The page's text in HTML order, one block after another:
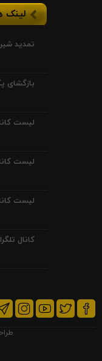
لینک
تمدید
بازگشای
لیست
لیست
لیست
کانال